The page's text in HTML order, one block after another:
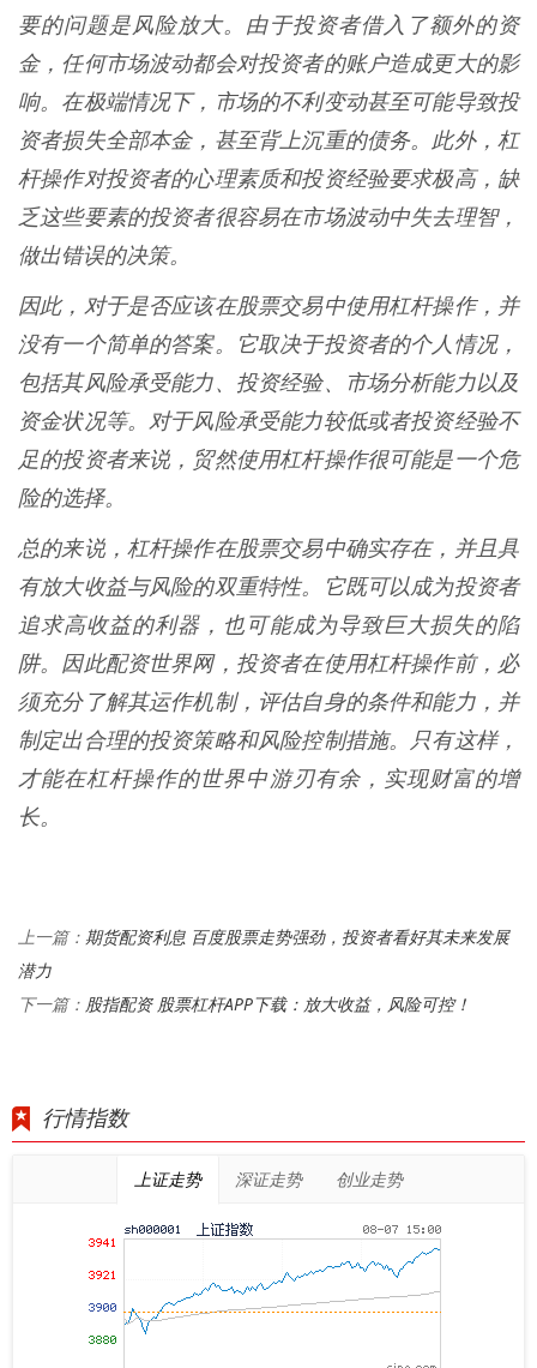
要的问题是风险放大。由于投资者借入了额外的资
金，任何市场波动都会对投资者的账户造成更大的影
响。在极端情况下，市场的不利变动甚至可能导致投
资者损失全部本金，甚至背上沉重的债务。此外，杠
杆操作对投资者的心理素质和投资经验要求极高，缺
乏这些要素的投资者很容易在市场波动中失去理智，
做出错误的决策。
因此，对于是否应该在股票交易中使用杠杆操作，并
没有一个简单的答案。它取决于投资者的个人情况，
包括其风险承受能力、投资经验、市场分析能力以及
资金状况等。对于风险承受能力较低或者投资经验不
足的投资者来说，贸然使用杠杆操作很可能是一个危
险的选择。
总的来说，杠杆操作在股票交易中确实存在，并且具
有放大收益与风险的双重特性。它既可以成为投资者
追求高收益的利器，也可能成为导致巨大损失的陷
阱。因此配资世界网，投资者在使用杠杆操作前，必
须充分了解其运作机制，评估自身的条件和能力，并
制定出合理的投资策略和风险控制措施。只有这样，
才能在杠杆操作的世界中游刃有余，实现财富的增
长。
上一篇： 期货配资利息 百度股票走势强劲，投资者看好其未来发展
潜力
下一篇： 股指配资 股票杠杆APP下载：放大收益，风险可控！
行情指数
上证走势 深证走势 创业走势